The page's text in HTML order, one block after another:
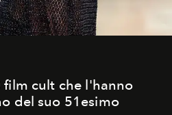
film cult che l'hanno
del suo 51esimo